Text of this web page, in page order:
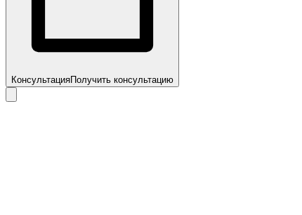
КонсультацияПолучить консультацию